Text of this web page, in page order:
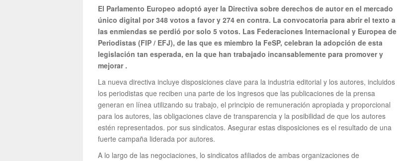
El Parlamento Europeo adoptó ayer la Directiva sobre derechos de autor en el mercado
único digital por 348 votos a favor y 274 en contra. La convocatoria para abrir el texto a
las enmiendas se perdió por solo 5 votos. Las Federaciones Internacional y Europea de
Periodistas (FIP / EFJ), de las que es miembro la FeSP, celebran la adopción de esta
legislación tan esperada, en la que han trabajado incansablemente para promover y
mejorar .
La nueva directiva incluye disposiciones clave para la industria editorial y los autores, incluidos
los periodistas que reciben una parte de los ingresos que las publicaciones de la prensa
generan en línea utilizando su trabajo, el principio de remuneración apropiada y proporcional
para los autores, las obligaciones clave de transparencia y la posibilidad de que los autores
estén representados. por sus sindicatos. Asegurar estas disposiciones es el resultado de una
fuerte campaña liderada por autores.
A lo largo de las negociaciones, lo sindicatos afiliados de ambas organizaciones de